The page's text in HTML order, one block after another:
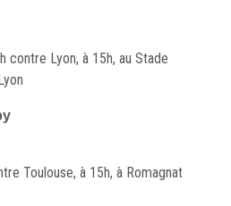
contre Lyon, à 15h, au Stade
Toulouse, à 15h, à Romagnat